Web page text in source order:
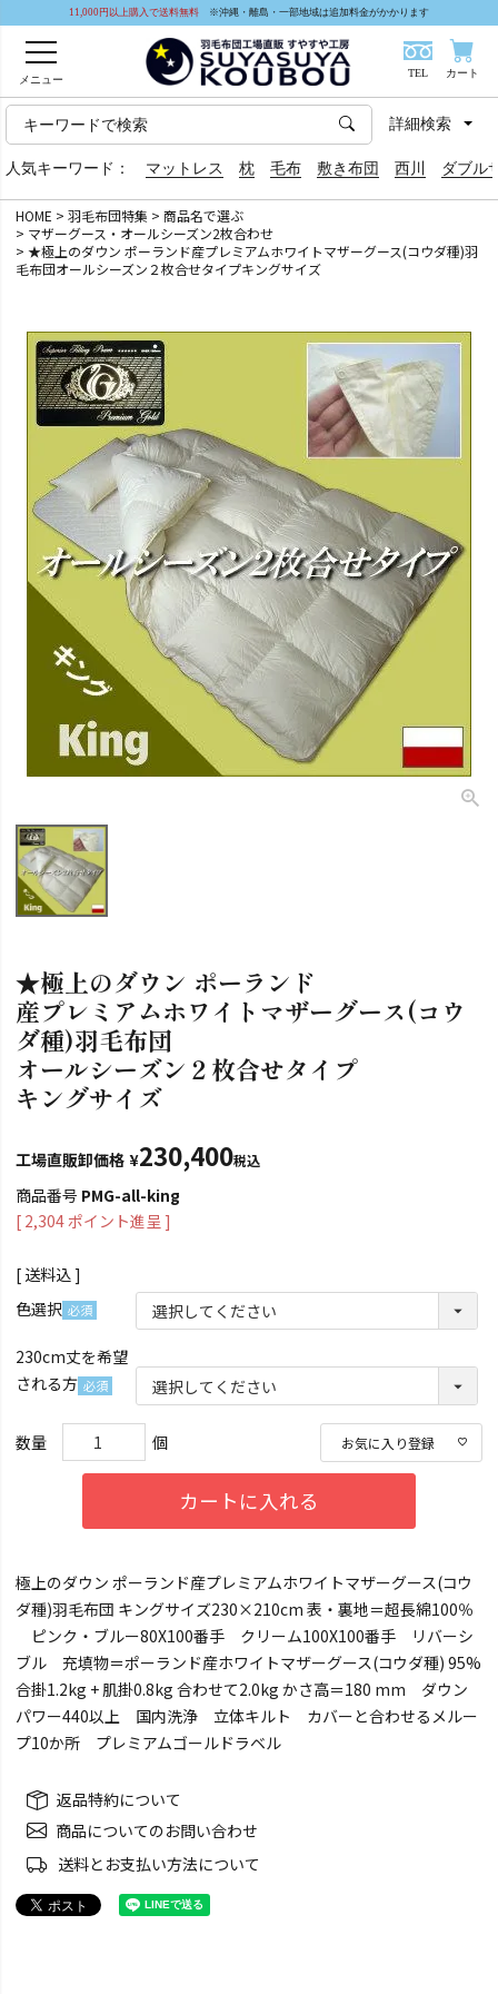
11,000円以上購入で送料無料 ※沖縄・離島・一部地域は追加料金がかかります
メニュー
TEL カート
人気キーワード： マットレス 枕 毛布 敷き布団 西川 ダブル
詳細検索
HOME 羽毛布団特集
商品名で選ぶ
マザーグース・オールシーズン2枚合わせ
★極上のダウン ポーランド産プレミアムホワイトマザーグース(コウダ種)羽
毛布団オールシーズン２枚合せタイプキングサイズ
★極上のダウン ポーランド
産プレミアムホワイトマザーグース(コウ
ダ種)羽毛布団
オールシーズン２枚合せタイプ
キングサイズ
工場直販卸価格 ¥230,400税込
商品番号 PMG-all-king
[ 2,304ポイント進呈 ]
送料込
色選択
須)
230cm丈を希望
される方
須)
お気に入り登録
カートに入れる
極上のダウン ポーランド産プレミアムホワイトマザーグース(コウ
ダ種)羽毛布団 キングサイズ230×210cm 表・裏地＝超長綿100％
ピンク・ブルー80X100番手 クリーム100X100番手 リバーシ
ブル 充填物＝ポーランド産ホワイトマザーグース(コウダ種) 95%
合掛1.2kg + 肌掛0.8kg 合わせて2.0kg かさ高＝180 mm ダウン
パワー440以上 国内洗浄 立体キルト カバーと合わせるメルー
プ10か所 プレミアムゴールドラベル
返品特約について
商品についてのお問い合わせ
送料とお支払い方法について